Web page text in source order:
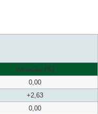
Variação (%)
0,00
+2,63
0,00